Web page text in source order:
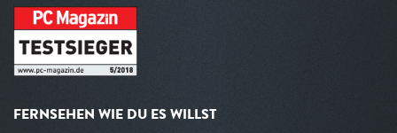
FERNSEHEN WIE DU ES WILLST